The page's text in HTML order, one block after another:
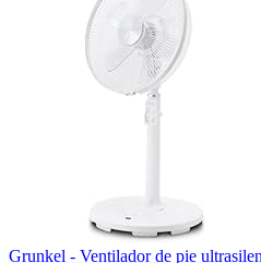
Grunkel - Ventilador de pie